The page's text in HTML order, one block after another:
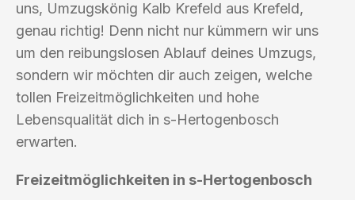
uns, Umzugskönig Kalb Krefeld aus Krefeld,
genau richtig! Denn nicht nur kümmern wir uns
um den reibungslosen Ablauf deines Umzugs,
sondern wir möchten dir auch zeigen, welche
tollen Freizeitmöglichkeiten und hohe
Lebensqualität dich in s-Hertogenbosch
erwarten.
Freizeitmöglichkeiten in s-Hertogenbosch